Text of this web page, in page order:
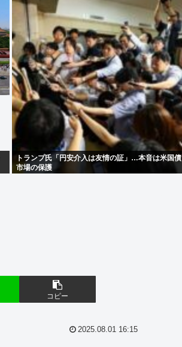
トランプ氏「円安介入は友情の証」…本音は米国債
市場の保護
コピー
2025.08.01 16:15